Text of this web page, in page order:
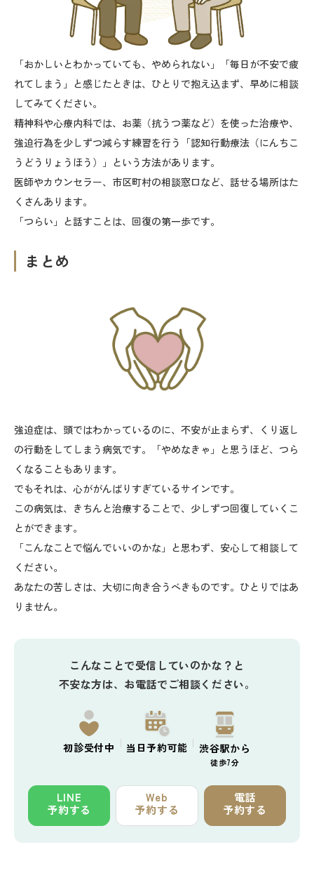
「おかしいとわかっていても、やめられない」「毎日が不安で疲
れてしまう」と感じたときは、ひとりで抱え込まず、早めに相談
してみてください。
精神科や心療内科では、お薬（抗うつ薬など）を使った治療や、
強迫行為を少しずつ減らす練習を行う「認知行動療法（にんちこ
うどうりょうほう）」という方法があります。
医師やカウンセラー、市区町村の相談窓口など、話せる場所はた
くさんあります。
「つらい」と話すことは、回復の第一歩です。
まとめ
強迫症は、頭ではわかっているのに、不安が止まらず、くり返し
の行動をしてしまう病気です。「やめなきゃ」と思うほど、つら
くなることもあります。
でもそれは、心ががんばりすぎているサインです。
この病気は、きちんと治療することで、少しずつ回復していくこ
とができます。
「こんなことで悩んでいいのかな」と思わず、安心して相談して
ください。
あなたの苦しさは、大切に向き合うべきものです。ひとりではあ
りません。
初診受付中 当日予約可能 渋谷駅から
徒歩7分
LINE
予約する
Web
予約する
電話
予約する
こんなことで受信していのかな？と
不安な方は、お電話でご相談ください。